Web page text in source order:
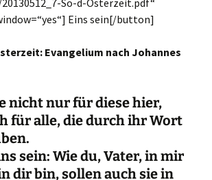
So-d-Osterzeit.pdf“
Eins sein[/button]
Evangelium nach Johannes
nicht nur für diese hier,
für alle, die durch ihr Wort
sein: Wie du, Vater, in mir
dir bin, sollen auch sie in